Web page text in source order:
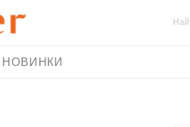
НОВИНКИ